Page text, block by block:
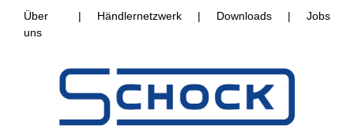
Über
uns
| Händlernetzwerk | Downloads | Jobs